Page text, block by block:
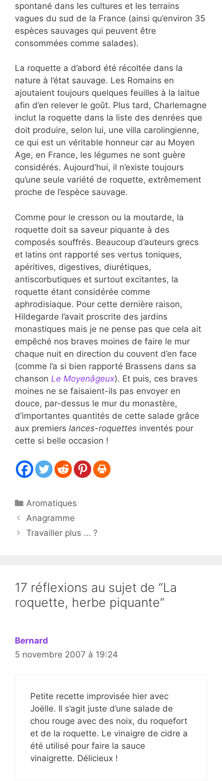
spontané dans les cultures et les terrains
vagues du sud de la France (ainsi qu’environ 35
espèces sauvages qui peuvent être
consommées comme salades).
La roquette a d’abord été récoltée dans la
nature à l’état sauvage. Les Romains en
ajoutaient toujours quelques feuilles à la laitue
afin d’en relever le goût. Plus tard, Charlemagne
inclut la roquette dans la liste des denrées que
doit produire, selon lui, une villa carolingienne,
ce qui est un véritable honneur car au Moyen
Age, en France, les légumes ne sont guère
considérés. Aujourd’hui, il n’existe toujours
qu’une seule variété de roquette, extrêmement
proche de l’espèce sauvage.
Comme pour le cresson ou la moutarde, la
roquette doit sa saveur piquante à des
composés souffrés. Beaucoup d’auteurs grecs
et latins ont rapporté ses vertus toniques,
apéritives, digestives, diurétiques,
antiscorbutiques et surtout excitantes, la
roquette étant considérée comme
aphrodisiaque. Pour cette dernière raison,
Hildegarde l’avait proscrite des jardins
monastiques mais je ne pense pas que cela ait
empêché nos braves moines de faire le mur
chaque nuit en direction du couvent d’en face
(comme l’a si bien rapporté Brassens dans sa
chanson Le Moyenâgeux). Et puis, ces braves
moines ne se faisaient-ils pas envoyer en
douce, par-dessus le mur du monastère,
d’importantes quantités de cette salade grâce
aux premiers lances-roquettes inventés pour
cette si belle occasion !
Catégories
Aromatiques
Anagramme
Travailler plus … ?
17 réflexions au sujet de “La
roquette, herbe piquante”
Bernard
5 novembre 2007 à 19:24
Petite recette improvisée hier avec
Joëlle. Il s’agit juste d’une salade de
chou rouge avec des noix, du roquefort
et de la roquette. Le vinaigre de cidre a
été utilisé pour faire la sauce
vinaigrette. Délicieux !